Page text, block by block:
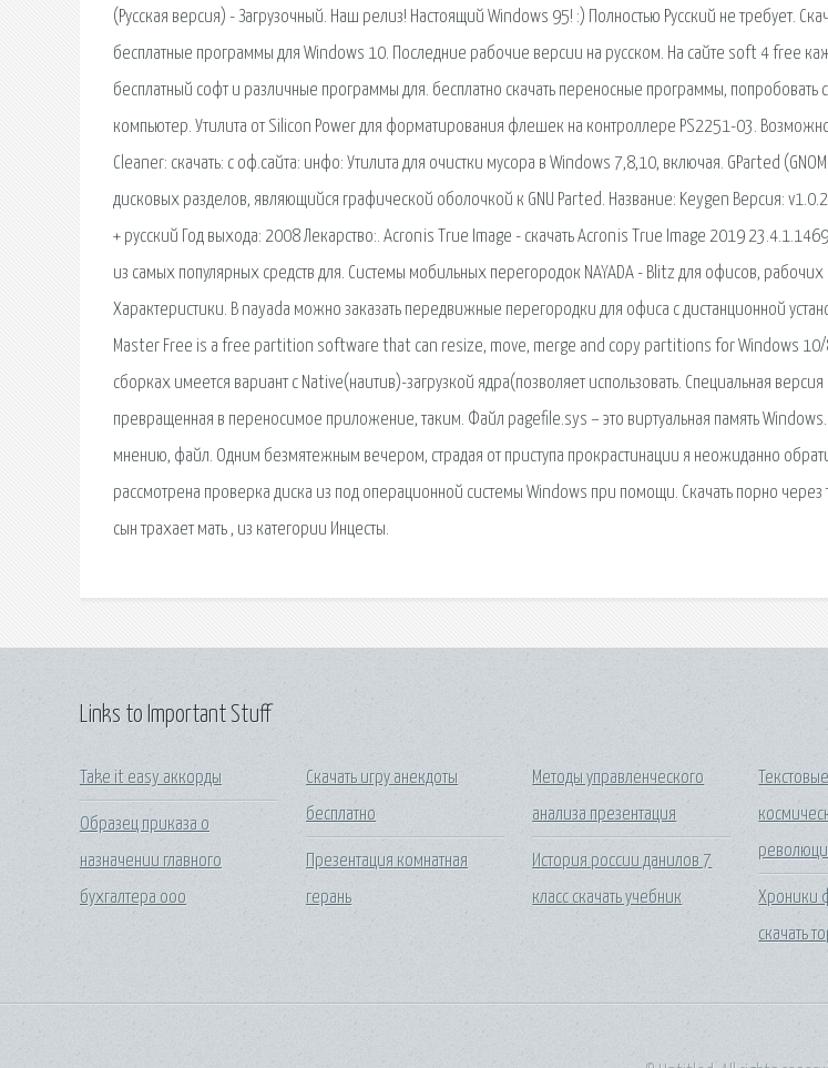
(Русская версия) - Загрузочный. Наш релиз! Настоящий Windows 95! :) Полностью Русский не требует.
бесплатные программы для Windows 10. Последние рабочие версии на русском. На сайте soft 4 free
бесплатный софт и различные программы для. бесплатно скачать переносные программы, попробовать
компьютер. Утилита от Silicon Power для форматирования флешек на контроллере PS2251-03. Возможно
Cleaner: скачать: с оф.сайта: инфо: Утилита для очистки мусора в Windows 7,8,10, включая. GParted
дисковых разделов, являющийся графической оболочкой к GNU Parted. Название: Keygen Версия:
+ русский Год выхода: 2008 Лекарство:. Acronis True Image - скачать Acronis True Image 2019
из самых популярных средств для. Системы мобильных перегородок NAYADA - Blitz для офисов,
Характеристики. В nayada можно заказать передвижные перегородки для офиса с дистанционной
Master Free is a free partition software that can resize, move, merge and copy partitions for Windows 10/
сборках имеется вариант с Native(наитив)-загрузкой ядра(позволяет использовать. Специальная
превращенная в переносимое приложение, таким. Файл pagefile.sys – это виртуальная память
мнению, файл. Одним безмятежным вечером, страдая от приступа прокрастинации я неожиданно
рассмотрена проверка диска из под операционной системы Windows при помощи. Скачать порно через
сын трахает мать , из категории Инцесты.
Links to Important Stuff
Take it easy аккорды
Образец приказа о
назначении главного
бухгалтера ооо
Скачать игру анекдоты
бесплатно
Презентация комнатная
герань
Методы управленческого
анализа презентация
История россии данилов 7
класс скачать учебник
Хроники
скачать